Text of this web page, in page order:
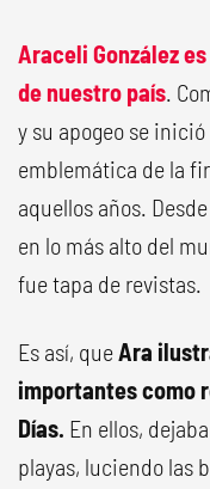
Araceli González
de nuestro país.
y su apogeo se
emblemática de la
aquellos años.
en lo más alto del
fue tapa de revistas.
Es así, queAra
importantes como
Días. En ellos,
playas, luciendo las